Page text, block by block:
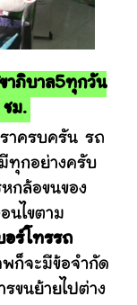
าภิบาล5ทุกวัน
ม.
ครบครัน รถ
ทุกอย่างครับ
กล้อขนของ
นไขตาม
อร์โทรรถ
พก็จะมีข้อจำกัด
ขนย้ายไปต่าง